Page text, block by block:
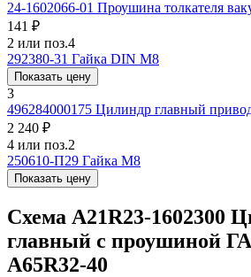
24-1602066-01 Проушина толкателя
141 ₽
2 или поз.4
292380-31 Гайка DIN M8
Показать цену
3
496284000175 Цилиндр главный
2 240 ₽
4 или поз.2
250610-П29 Гайка М8
Показать цену
Схема A21R23-1602300
главный с проушиной
A65R32-40